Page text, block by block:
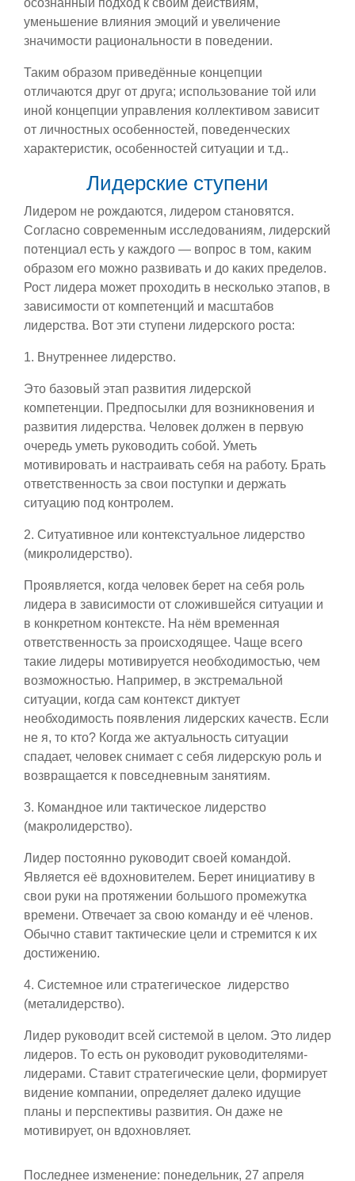
осознанный подход к своим действиям,
уменьшение влияния эмоций и увеличение
значимости рациональности в поведении.
Таким образом приведённые концепции
отличаются друг от друга; использование той или
иной концепции управления коллективом зависит
от личностных особенностей, поведенческих
характеристик, особенностей ситуации и т.д..
Лидерские ступени
Лидером не рождаются, лидером становятся.
Согласно современным исследованиям, лидерский
потенциал есть у каждого — вопрос в том, каким
образом его можно развивать и до каких пределов.
Рост лидера может проходить в несколько этапов, в
зависимости от компетенций и масштабов
лидерства. Вот эти ступени лидерского роста:
1. Внутреннее лидерство.
Это базовый этап развития лидерской
компетенции. Предпосылки для возникновения и
развития лидерства. Человек должен в первую
очередь уметь руководить собой. Уметь
мотивировать и настраивать себя на работу. Брать
ответственность за свои поступки и держать
ситуацию под контролем.
2. Ситуативное или контекстуальное лидерство
(микролидерство).
Проявляется, когда человек берет на себя роль
лидера в зависимости от сложившейся ситуации и
в конкретном контексте. На нём временная
ответственность за происходящее. Чаще всего
такие лидеры мотивируется необходимостью, чем
возможностью. Например, в экстремальной
ситуации, когда сам контекст диктует
необходимость появления лидерских качеств. Если
не я, то кто? Когда же актуальность ситуации
спадает, человек снимает с себя лидерскую роль и
возвращается к повседневным занятиям.
3. Командное или тактическое лидерство
(макролидерство).
Лидер постоянно руководит своей командой.
Является её вдохновителем. Берет инициативу в
свои руки на протяжении большого промежутка
времени. Отвечает за свою команду и её членов.
Обычно ставит тактические цели и стремится к их
достижению.
4. Системное или стратегическое лидерство
(металидерство).
Лидер руководит всей системой в целом. Это лидер
лидеров. То есть он руководит руководителями-
лидерами. Ставит стратегические цели, формирует
видение компании, определяет далеко идущие
планы и перспективы развития. Он даже не
мотивирует, он вдохновляет.
Последнее изменение: понедельник, 27 апреля